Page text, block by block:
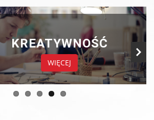
KREATYWNOŚĆ
WIĘCEJ